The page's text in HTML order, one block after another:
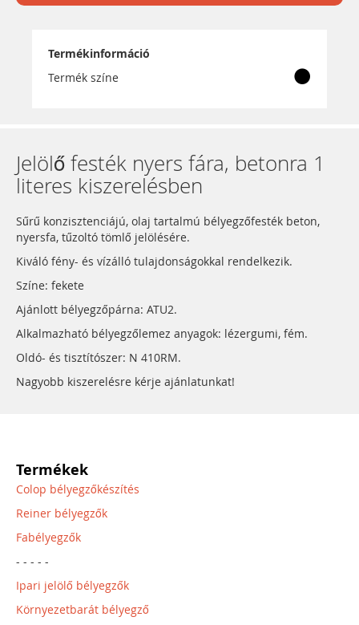
Termékinformáció
Termék színe
Jelölő festék nyers fára, betonra 1
literes kiszerelésben
Sűrű konzisztenciájú, olaj tartalmú bélyegzőfesték beton,
nyersfa, tűzoltó tömlő jelölésére.
Kiváló fény- és vízálló tulajdonságokkal rendelkezik.
Színe: fekete
Ajánlott bélyegzőpárna: ATU2.
Alkalmazható bélyegzőlemez anyagok: lézergumi, fém.
Oldó- és tisztítószer: N 410RM.
Nagyobb kiszerelésre kérje ajánlatunkat!
Termékek
Colop bélyegzőkészítés
Reiner bélyegzők
Fabélyegzők
- - - - -
Ipari jelölő bélyegzők
Környezetbarát bélyegző